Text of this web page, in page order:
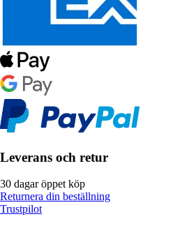
Leverans och retur
30 dagar öppet köp
Returnera din beställning
Trustpilot